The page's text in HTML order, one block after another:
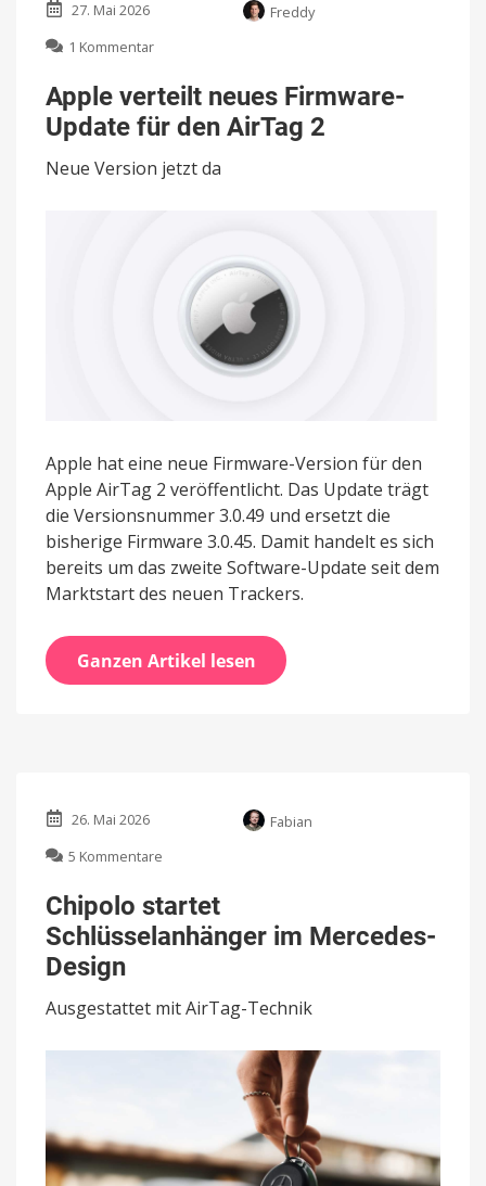
27. Mai 2026
Freddy
1 Kommentar
verteilt
neues
Firmware-
für
Apple verteilt neues Firmware-
Update für den AirTag 2
Neue Version jetzt da
Apple hat eine neue Firmware-Version für den
Apple AirTag 2 veröffentlicht. Das Update trägt
die Versionsnummer 3.0.49 und ersetzt die
bisherige Firmware 3.0.45. Damit handelt es sich
bereits um das zweite Software-Update seit dem
Marktstart des neuen Trackers.
Ganzen Artikel lesen
26. Mai 2026
Fabian
5 Kommentare
startet
Schlüsselanhänger
im
Chipolo startet
Schlüsselanhänger im Mercedes-
Design
Ausgestattet mit AirTag-Technik